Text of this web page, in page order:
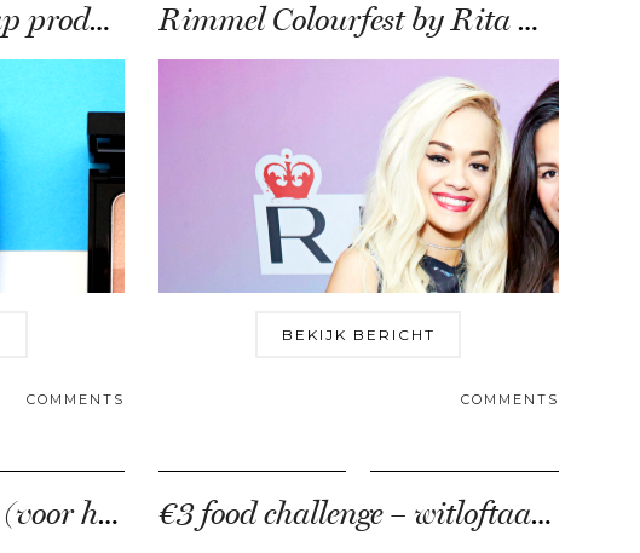
6 x everyday make-up producten
COMMENTS
Rimmel Colourfest by Rita Ora (interview + review)
BEKIJK BERICHT
COMMENTS
NIVEA Sensitive lijn (voor haar én hem) €3 food challenge – witloftaartje met knapperige katenspek